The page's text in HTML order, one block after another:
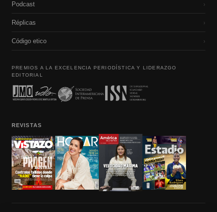
Podcast ›
Réplicas ›
Código etico ›
PREMIOS A LA EXCELENCIA PERIODÍSTICA Y LIDERAZGO
EDITORIAL
REVISTAS